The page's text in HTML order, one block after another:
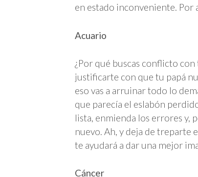
en estado inconveniente. Por
Acuario
¿Por qué buscas conflicto
justificarte con que tu papá
eso vas a arruinar todo lo
que parecía el eslabón
lista, enmienda los errores y,
nuevo. Ah, y deja de treparte
te ayudará a dar una mejor
Cáncer